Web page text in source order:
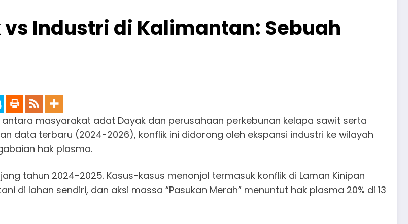
Industri di Kalimantan: Sebuah
antara masyarakat adat Dayak dan perusahaan perkebunan kelapa sawit serta
data terbaru (2024-2026), konflik ini didorong oleh ekspansi industri ke wilayah
hak plasma.
tahun 2024-2025. Kasus-kasus menonjol termasuk konflik di Laman Kinipan
di lahan sendiri, dan aksi massa “Pasukan Merah” menuntut hak plasma 20% di 13